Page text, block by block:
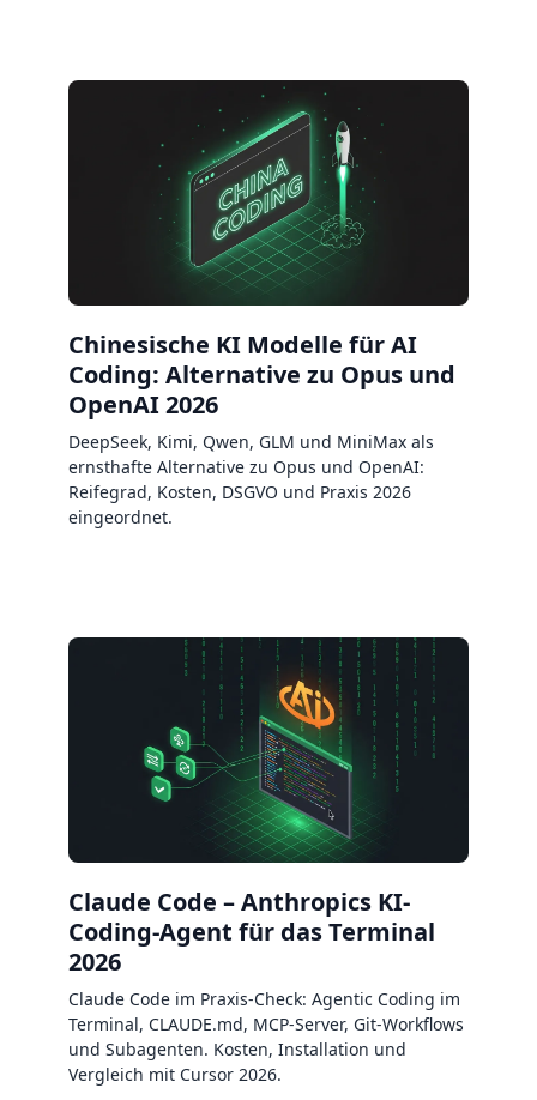
Chinesische KI Modelle für AI
Coding: Alternative zu Opus und
OpenAI 2026
DeepSeek, Kimi, Qwen, GLM und MiniMax als
ernsthafte Alternative zu Opus und OpenAI:
Reifegrad, Kosten, DSGVO und Praxis 2026
eingeordnet.
Claude Code – Anthropics KI-
Coding-Agent für das Terminal
2026
Claude Code im Praxis-Check: Agentic Coding im
Terminal, CLAUDE.md, MCP-Server, Git-Workflows
und Subagenten. Kosten, Installation und
Vergleich mit Cursor 2026.